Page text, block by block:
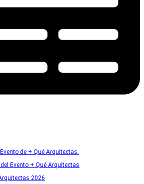
de + Qué Arquitectas.
Evento + Qué Arquitectas
2026